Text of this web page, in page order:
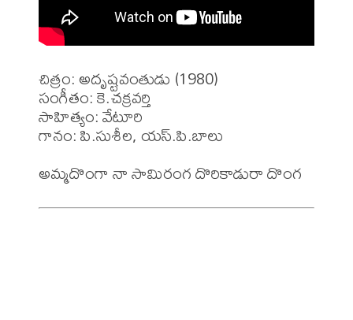
చిత్రం: అదృష్టవంతుడు (1980)
సంగీతం: కె.చక్రవర్తి
సాహిత్యం: వేటూరి
గానం: పి.సుశీల, యస్.పి.బాలు